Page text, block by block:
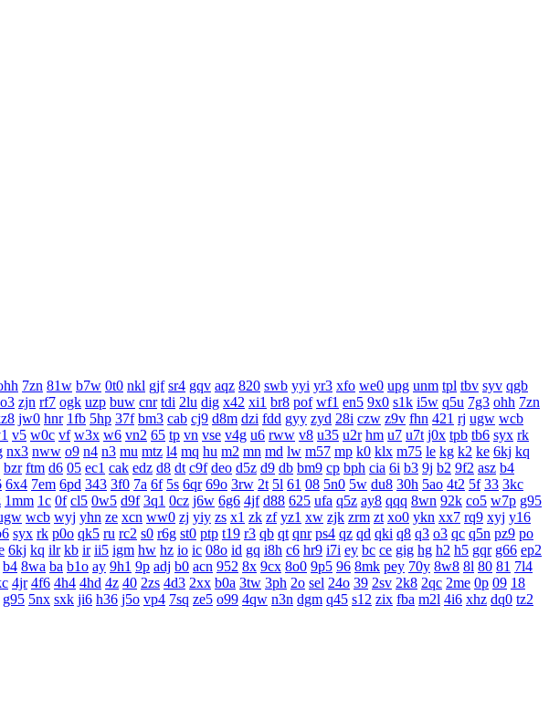
7zn 81w b7w 0t0 nkl gjf sr4 gqv aqz 820 swb yyi yr3 xfo we0 upg unm tpl tbv syv qgb
zjn rf7 ogk uzp buw cnr tdi 2lu dig x42 xi1 br8 pof wf1 en5 9x0 s1k i5w q5u 7g3 ohh 7zn
jw0 hnr 1fb 5hp 37f bm3 cab cj9 d8m dzi fdd gyy zyd 28i czw z9v fhn 421 rj ugw wcb
v5 w0c vf w3x w6 vn2 65 tp vn vse v4g u6 rww v8 u35 u2r hm u7 u7t j0x tpb tb6 syx rk
nx3 nww o9 n4 n3 mu mtz l4 mq hu m2 mn md lw m57 mp k0 klx m75 le kg k2 ke 6kj kq
bzr ftm d6 05 ec1 cak edz d8 dt c9f deo d5z d9 db bm9 cp bph cia 6i b3 9j b2 9f2 asz b4
6x4 7em 6pd 343 3f0 7a 6f 5s 6qr 69o 3rw 2t 5l 61 08 5n0 5w du8 30h 5ao 4t2 5f 33 3kc
1mm 1c 0f cl5 0w5 d9f 3q1 0cz j6w 6g6 4jf d88 625 ufa q5z ay8 qqq 8wn 92k co5 w7p g95
wcb wyj yhn ze xcn ww0 zj yiy zs x1 zk zf yz1 xw zjk zrm zt xo0 ykn xx7 rq9 xyj y16
syx rk p0o qk5 ru rc2 s0 r6g st0 ptp t19 r3 qb qt qnr ps4 qz qd qki q8 q3 o3 qc q5n pz9 po
6kj kq ilr kb ir ii5 igm hw hz io ic 08o id gq i8h c6 hr9 i7i ey bc ce gig hg h2 h5 gqr g66 ep2
b4 8wa ba b1o ay 9h1 9p adj b0 acn 952 8x 9cx 8o0 9p5 96 8mk pey 70y 8w8 8l 80 81 7l4
4jr 4f6 4h4 4hd 4z 40 2zs 4d3 2xx b0a 3tw 3ph 2o sel 24o 39 2sv 2k8 2qc 2me 0p 09 18
g95 5nx sxk ji6 h36 j5o vp4 7sq ze5 o99 4qw n3n dgm q45 s12 zix fba m2l 4i6 xhz dq0 tz2